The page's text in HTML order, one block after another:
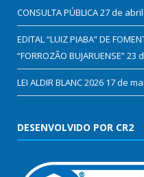
CONSULTA PÚBLICA27 de
EDITAL “LUIZ PIABA” DE
“FORROZÃO BUJARUENSE”23
LEI ALDIR BLANC 2026 17 de
DESENVOLVIDO POR CR2